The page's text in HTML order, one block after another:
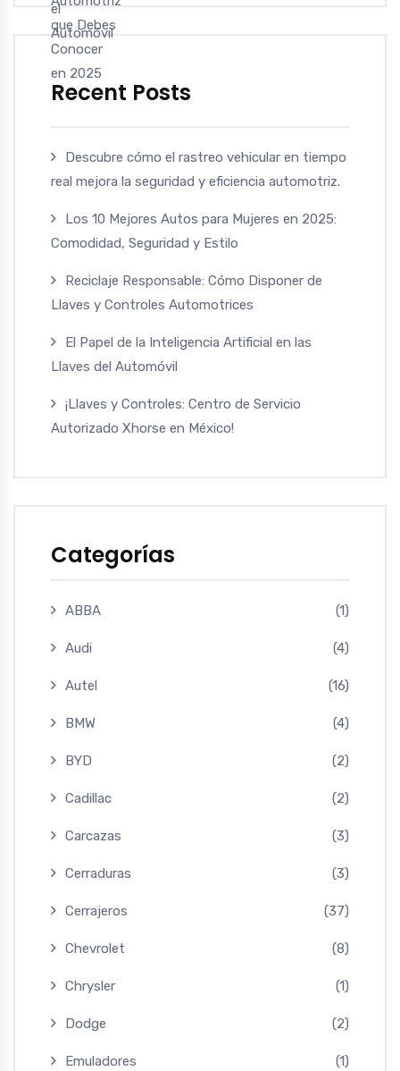
Recent Posts
Descubre cómo el rastreo vehicular en tiempo
real mejora la seguridad y eficiencia automotriz.
Los 10 Mejores Autos para Mujeres en 2025:
Comodidad, Seguridad y Estilo
Reciclaje Responsable: Cómo Disponer de
Llaves y Controles Automotrices
El Papel de la Inteligencia Artificial en las
Llaves del Automóvil
¡Llaves y Controles: Centro de Servicio
Autorizado Xhorse en México!
Categorías
ABBA (1)
Audi (4)
Autel (16)
BMW (4)
BYD (2)
Cadillac (2)
Carcazas (3)
Cerraduras (3)
Cerrajeros (37)
Chevrolet (8)
Chrysler (1)
Dodge (2)
Emuladores (1)